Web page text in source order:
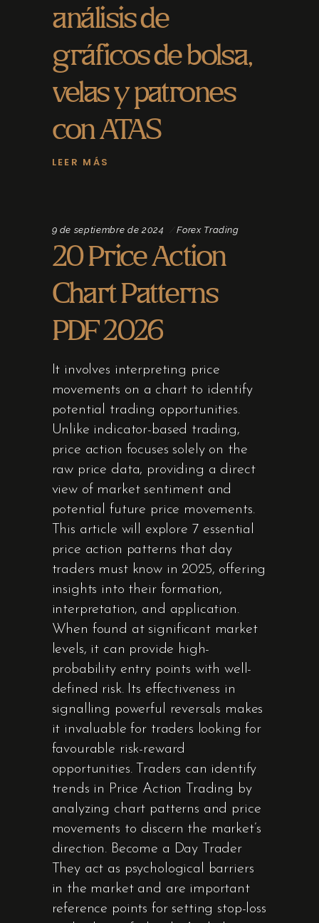
análisis de
gráficos de bolsa,
velas y patrones
con ATAS
LEER MÁS
9 de septiembre de 2024 Forex Trading
20 Price Action
Chart Patterns
PDF 2026
It involves interpreting price
movements on a chart to identify
potential trading opportunities.
Unlike indicator-based trading,
price action focuses solely on the
raw price data, providing a direct
view of market sentiment and
potential future price movements.
This article will explore 7 essential
price action patterns that day
traders must know in 2025, offering
insights into their formation,
interpretation, and application.
When found at significant market
levels, it can provide high-
probability entry points with well-
defined risk. Its effectiveness in
signalling powerful reversals makes
it invaluable for traders looking for
favourable risk-reward
opportunities. Traders can identify
trends in Price Action Trading by
analyzing chart patterns and price
movements to discern the market’s
direction. Become a Day Trader
They act as psychological barriers
in the market and are important
reference points for setting stop-loss